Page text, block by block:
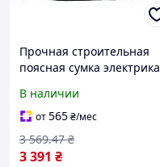
Прочная строительная
поясная сумка электрика
В наличии
от565₴/мес
3 391 ₴
3 569.47 ₴